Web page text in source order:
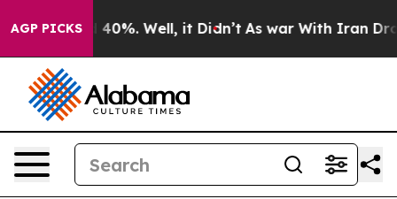
AGP PICKS
Around 40%. Well, it Didn’t As war With Iran